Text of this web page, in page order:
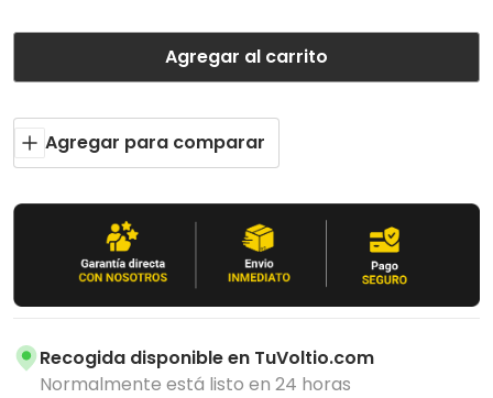
Agregar al carrito
Agregar para comparar
Recogida disponible en TuVoltio.com
Normalmente está listo en 24 horas